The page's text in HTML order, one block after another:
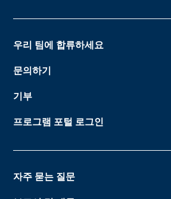
우리 팀에 합류하세요
문의하기
기부
프로그램 포털 로그인
자주 묻는 질문